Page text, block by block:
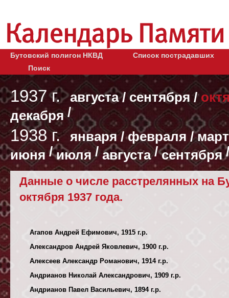
Бутовский полигон НКВД
Список пострадавших
Поиск
1937 г. августа/ сентября/
декабря/
1938 г. января/февраля /
июня /июля/августа/сентября
Данные о числе расстрелянных на
октября 1937 года.
Агапов Андрей Ефимович, 1915 г.р.
Александров Андрей Яковлевич, 1900 г.р.
Алексеев Александр Романович, 1914 г.р.
Андрианов Николай Александрович, 1909 г.р.
Андрианов Павел Васильевич, 1894 г.р.